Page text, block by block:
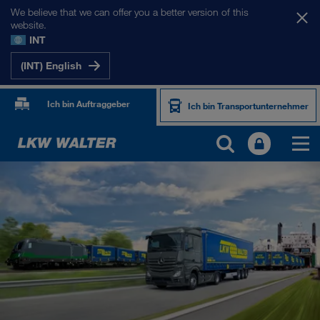
We believe that we can offer you a better version of this
website.
INT
(INT) English
Ich bin Auftraggeber Ich bin Transportunternehmer
PRODUKTE UND SERVICES
Straßentransport
Digitale Lösungen
Kombinierter Verkehr